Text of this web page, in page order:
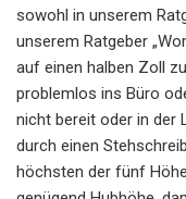
sowohl in unserem
unserem Ratgeber
auf einen halben Zoll
problemlos ins Büro
nicht bereit oder in der
durch einen
höchsten der fünf